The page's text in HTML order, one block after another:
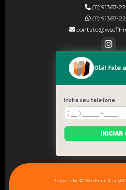
(11) 91367-
(11) 91367-
MENU
HOME
BLOG
CONTATO
CATEGORIAS
Copyright © Wsc Film. (Lei
Olá! Fale
Insira seu telefone
INICIAR